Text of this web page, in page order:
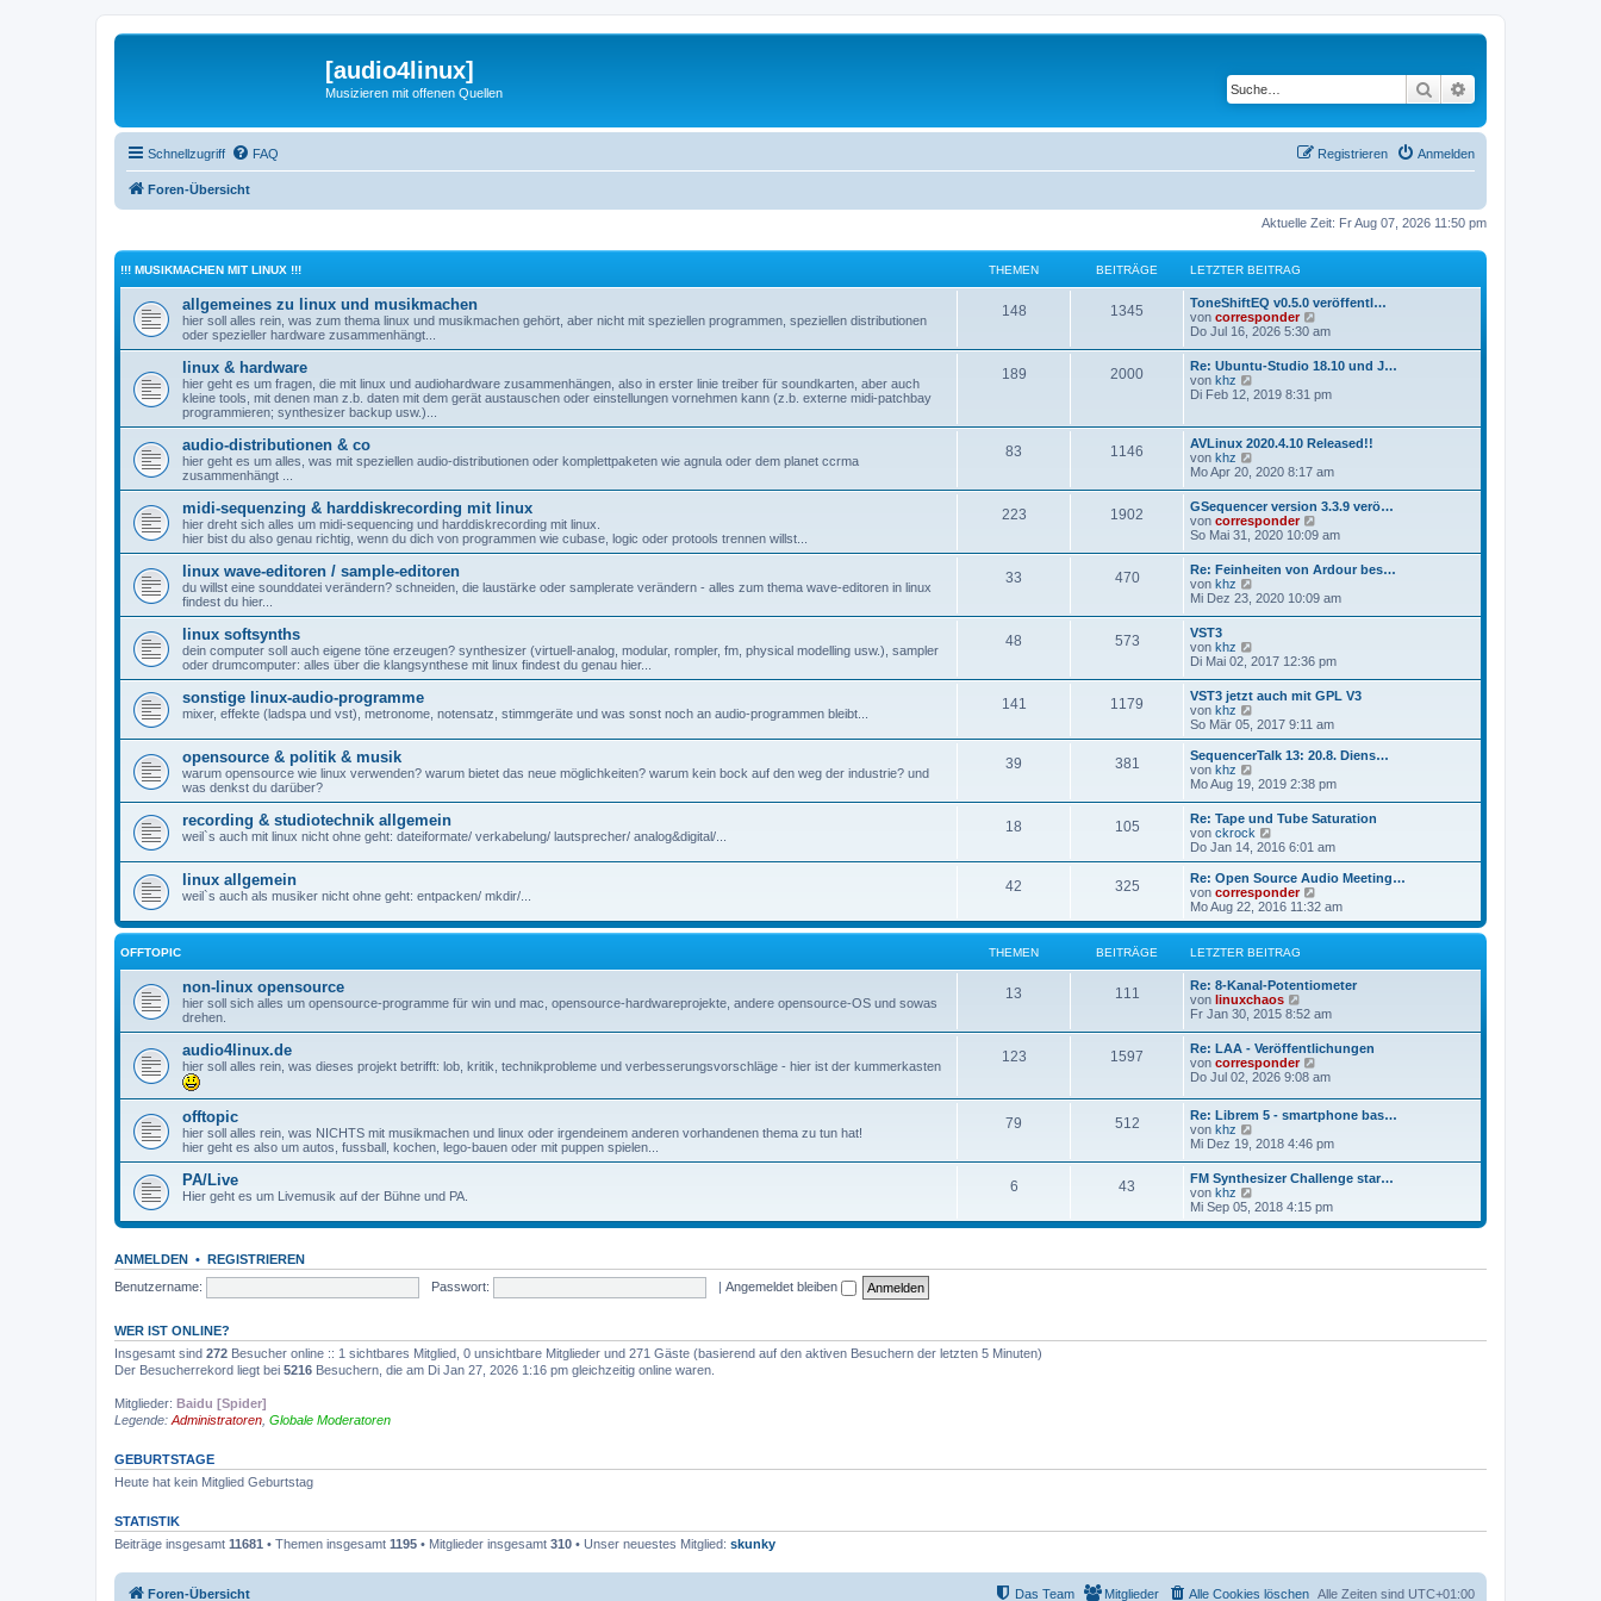
[audio4linux]
Musizieren mit offenen Quellen Suche
Schnellzugriff FAQ Anmelden
Registrieren
Foren-Übersicht
Aktuelle Zeit: Fr Aug 07, 2026 11:50 pm
!!! MUSIKMACHEN MIT LINUX !!! THEMEN BEITRÄGE LETZTER BEITRAG
allgemeines zu linux und musikmachen
hier soll alles rein, was zum thema linux und musikmachen gehört, aber nicht mit speziellen programmen, speziellen distributionen
oder spezieller hardware zusammenhängt...
148 1345
ToneShiftEQ v0.5.0 veröffentl…
von corresponder
e
e
s
e
B
e
t
r
a
g
Do Jul 16, 2026 5:30 am
linux & hardware
hier geht es um fragen, die mit linux und audiohardware zusammenhängen, also in erster linie treiber für soundkarten, aber auch
kleine tools, mit denen man z.b. daten mit dem gerät austauschen oder einstellungen vornehmen kann (z.b. externe midi-patchbay
programmieren; synthesizer backup usw.)...
189 2000
Re: Ubuntu-Studio 18.10 und J…
von khz
e
s
t
e
r
B
e
i
t
r
a
g
Di Feb 12, 2019 8:31 pm
audio-distributionen & co
hier geht es um alles, was mit speziellen audio-distributionen oder komplettpaketen wie agnula oder dem planet ccrma
zusammenhängt ...
83 1146
AVLinux 2020.4.10 Released!!
von khz
e
s
t
e
r
B
i
t
g
Mo Apr 20, 2020 8:17 am
midi-sequenzing & harddiskrecording mit linux
hier dreht sich alles um midi-sequencing und harddiskrecording mit linux.
hier bist du also genau richtig, wenn du dich von programmen wie cubase, logic oder protools trennen willst...
223 1902
GSequencer version 3.3.9 verö…
von corresponder
e
e
s
t
e
r
i
t
r
a
g
So Mai 31, 2020 10:09 am
linux wave-editoren / sample-editoren
du willst eine sounddatei verändern? schneiden, die laustärke oder samplerate verändern - alles zum thema wave-editoren in linux
findest du hier...
33 470
Re: Feinheiten von Ardour bes…
von khz
e
t
e
r
B
t
r
g
Mi Dez 23, 2020 10:09 am
linux softsynths
dein computer soll auch eigene töne erzeugen? synthesizer (virtuell-analog, modular, rompler, fm, physical modelling usw.), sampler
oder drumcomputer: alles über die klangsynthese mit linux findest du genau hier...
48 573
VST3
von khz
e
s
e
r
B
t
r
a
g
Di Mai 02, 2017 12:36 pm
sonstige linux-audio-programme
mixer, effekte (ladspa und vst), metronome, notensatz, stimmgeräte und was sonst noch an audio-programmen bleibt...
141 1179
VST3 jetzt auch mit GPL V3
von khz
e
u
e
B
e
t
r
a
g
So Mär 05, 2017 9:11 am
opensource & politik & musik
warum opensource wie linux verwenden? warum bietet das neue möglichkeiten? warum kein bock auf den weg der industrie? und
was denkst du darüber?
39 381
SequencerTalk 13: 20.8. Diens…
von khz
e
s
t
e
B
e
t
r
a
g
Mo Aug 19, 2019 2:38 pm
recording & studiotechnik allgemein
weil`s auch mit linux nicht ohne geht: dateiformate/ verkabelung/ lautsprecher/ analog&digital/...
18 105
Re: Tape und Tube Saturation
von ckrock
e
u
e
s
t
r
B
e
i
t
r
a
g
Do Jan 14, 2016 6:01 am
linux allgemein
weil`s auch als musiker nicht ohne geht: entpacken/ mkdir/...
42 325
Re: Open Source Audio Meeting…
von corresponder
e
u
e
r
e
i
t
a
Mo Aug 22, 2016 11:32 am
OFFTOPIC THEMEN BEITRÄGE LETZTER BEITRAG
non-linux opensource
hier soll sich alles um opensource-programme für win und mac, opensource-hardwareprojekte, andere opensource-OS und sowas
drehen.
13 111
Re: 8-Kanal-Potentiometer
von linuxchaos
e
s
t
e
r
B
i
a
Fr Jan 30, 2015 8:52 am
audio4linux.de
hier soll alles rein, was dieses projekt betrifft: lob, kritik, technikprobleme und verbesserungsvorschläge - hier ist der kummerkasten
123 1597
Re: LAA - Veröffentlichungen
von corresponder
e
e
s
e
r
B
i
t
r
Do Jul 02, 2026 9:08 am
offtopic
hier soll alles rein, was NICHTS mit musikmachen und linux oder irgendeinem anderen vorhandenen thema zu tun hat!
hier geht es also um autos, fussball, kochen, lego-bauen oder mit puppen spielen...
79 512
Re: Librem 5 - smartphone bas…
von khz
e
s
t
e
r
i
Mi Dez 19, 2018 4:46 pm
PA/Live
Hier geht es um Livemusik auf der Bühne und PA.
6 43
FM Synthesizer Challenge star…
von khz
e
u
Mi Sep 05, 2018 4:15 pm
ANMELDEN • REGISTRIEREN
Benutzername:
Passwort: | Angemeldet bleiben
WER IST ONLINE?
Insgesamt sind 272 Besucher online :: 1 sichtbares Mitglied, 0 unsichtbare Mitglieder und 271 Gäste (basierend auf den aktiven Besuchern der letzten 5 Minuten)
Der Besucherrekord liegt bei 5216 Besuchern, die am Di Jan 27, 2026 1:16 pm gleichzeitig online waren.
Mitglieder: Baidu [Spider]
Legende: Administratoren Globale Moderatoren
GEBURTSTAGE
Heute hat kein Mitglied Geburtstag
STATISTIK
Beiträge insgesamt 11681 • Themen insgesamt 1195 • Mitglieder insgesamt 310 • Unser neuestes Mitglied: skunky
Foren-Übersicht Alle Zeiten sind UTC+01:00
Alle Cookies löschen
Mitglieder
Das Team